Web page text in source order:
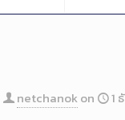
netchanokon 1